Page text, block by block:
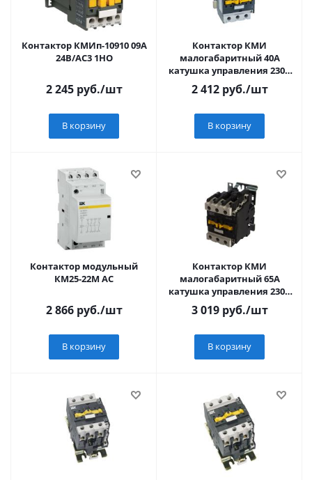
Контактор КМИп-10910 09А
24В/АС3 1НО
2 245руб./шт
В корзину
Контактор КМИ
малогабаритный 40А
катушка управления 230В
АС 1НО+1НЗ
2 412руб./шт
В корзину
Контактор модульный
КМ25-22M AC
2 866руб./шт
В корзину
Контактор КМИ
малогабаритный 65А
катушка управления 230В
АС 1НО+1НЗ
3 019руб./шт
В корзину